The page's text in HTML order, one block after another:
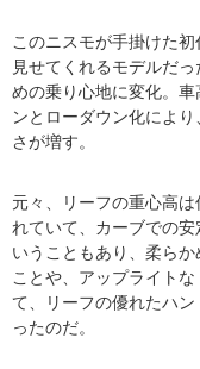
このニスモが手掛けた
見せてくれるモデルだ
めの乗り心地に変化。
ンとローダウン化によ
さが増す。
元々、リーフの重心高
れていて、カーブでの
いうこともあり、柔ら
ことや、アップライト
て、リーフの優れたハ
ったのだ。